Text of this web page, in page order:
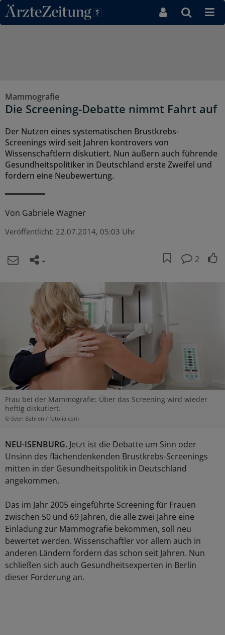
Direkt zum Inhaltsbereich
Mammografie
Die Screening-Debatte nimmt Fahrt auf
Der Nutzen eines systematischen Brustkrebs-
Screenings wird seit Jahren kontrovers von
Wissenschaftlern diskutiert. Nun äußern auch führende
Gesundheitspolitiker in Deutschland erste Zweifel und
fordern eine Neubewertung.
Von Gabriele Wagner
Veröffentlicht: 22.07.2014, 05:03 Uhr
2
Frau bei der Mammografie: Über das Screening wird wieder
heftig diskutiert.
© Sven Bähren / fotolia.com
NEU-ISENBURG. Jetzt ist die Debatte um Sinn oder
Unsinn des flächendenkenden Brustkrebs-Screenings
mitten in der Gesundheitspolitik in Deutschland
angekommen.
Das im Jahr 2005 eingeführte Screening für Frauen
zwischen 50 und 69 Jahren, die alle zwei Jahre eine
Einladung zur Mammografie bekommen, soll neu
bewertet werden. Wissenschaftler vor allem auch in
anderen Ländern fordern das schon seit Jahren. Nun
schließen sich auch Gesundheitsexperten in Berlin
dieser Forderung an.